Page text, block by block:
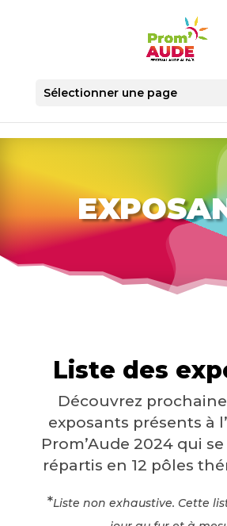
Sélectionner une page
Liste des
Découvrez
exposants présents à
Prom’Aude 2024 qui
répartis en 12 pôles
*Liste non exhaustive. Cette